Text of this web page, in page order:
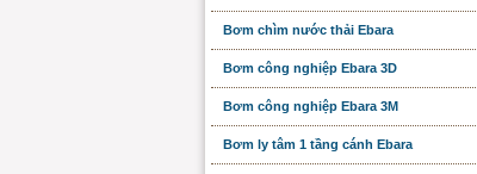
Bơm chìm nước thải Ebara
Bơm công nghiệp Ebara 3D
Bơm công nghiệp Ebara 3M
Bơm ly tâm 1 tầng cánh Ebara